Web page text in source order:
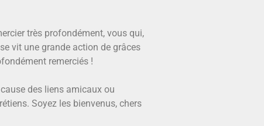
très profondément, vous qui,
vit une grande action de grâces
remerciés !
des liens amicaux ou
Soyez les bienvenus, chers